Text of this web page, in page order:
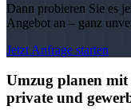
Dann probieren Sie es
Angebot an – ganz
Jetzt Anfrage starten
Umzug planen
private und